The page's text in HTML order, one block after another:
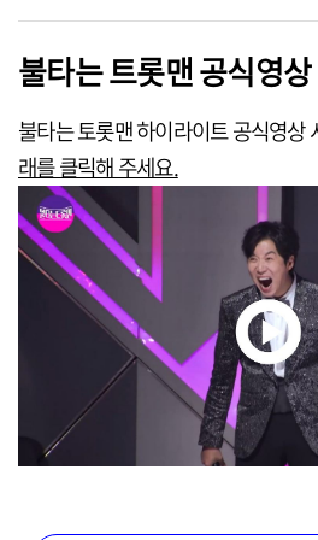
불타는 트롯맨 공식영상
불타는 토롯맨 하이라이트 공식영상
래를 클릭해 주세요.